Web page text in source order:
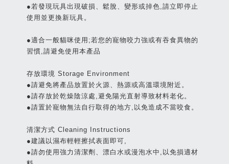
●若發現玩具出現破損、鬆脫、變形或掉色,請立即停止
使用並更換新玩具。
●適合一般貓咪使用;若您的寵物咬力強或有吞食異物的
習慣,請避免使用本產品
存放環境 Storage Environment
●請避免將產品放置於火源、熱源或高溫環境附近。
●請存放於乾燥陰涼處,避免陽光直射導致材料老化。
●請置於寵物無法自行取得的地方,以免造成不當咬食。
清潔方式 Cleaning Instructions
●建議以濕布輕輕擦拭表面即可,
●請勿使用強力清潔劑、漂白水或漫泡水中,以免損適材